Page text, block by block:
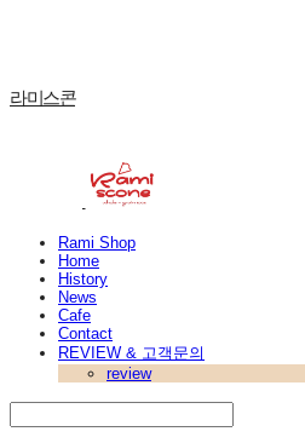
라미스콘
Rami Shop
Home
History
News
Cafe
Contact
REVIEW & 고객문의
review